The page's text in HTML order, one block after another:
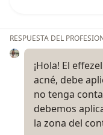
RESPUESTA DEL
¡Hola! El
acné, debe
no tenga
debemos
la zona del